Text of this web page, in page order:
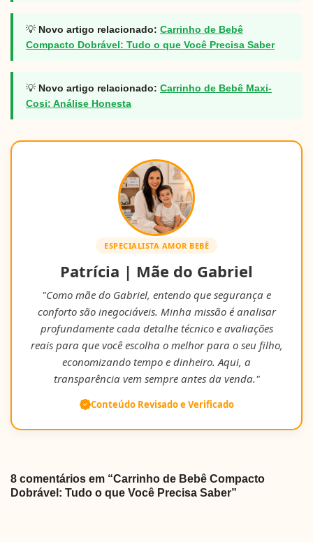
💡 Novo artigo relacionado: Carrinho de Bebê
Compacto Dobrável: Tudo o que Você Precisa Saber
💡 Novo artigo relacionado: Carrinho de Bebê Maxi-
Cosi: Análise Honesta
ESPECIALISTA AMOR BEBÊ
Patrícia | Mãe do Gabriel
"Como mãe do Gabriel, entendo que segurança e
conforto são inegociáveis. Minha missão é analisar
profundamente cada detalhe técnico e avaliações
reais para que você escolha o melhor para o seu filho,
economizando tempo e dinheiro. Aqui, a
transparência vem sempre antes da venda."
Conteúdo Revisado e Verificado
8 comentários em “Carrinho de Bebê Compacto
Dobrável: Tudo o que Você Precisa Saber”